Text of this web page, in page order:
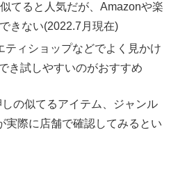
てると人気だが、Amazonや楽
きない(2022.7月現在)
ティショップなどでよく見かけ
き試しやすいのがおすすめ
の似てるアイテム、ジャンル
実際に店舗で確認してみるとい